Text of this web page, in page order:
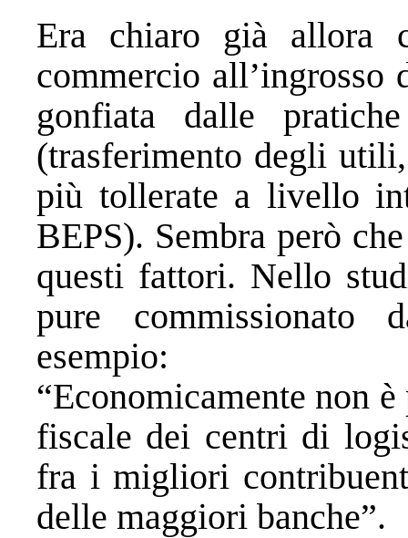
Era chiaro già allora
commercio
gonfiata dalle
(trasferimento degli
più tollerate a livello
BEPS). Sembra però
questi fattori. Nello
pure commissionato
esempio:
“Economicamente non
fiscale dei centri di
fra i migliori
delle maggiori banche”.